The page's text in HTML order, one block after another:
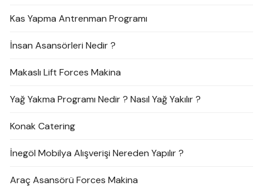
Kas Yapma Antrenman Programı
İnsan Asansörleri Nedir ?
Makaslı Lift Forces Makina
Yağ Yakma Programı Nedir ? Nasıl Yağ Yakılır ?
Konak Catering
İnegöl Mobilya Alışverişi Nereden Yapılır ?
Araç Asansörü Forces Makina